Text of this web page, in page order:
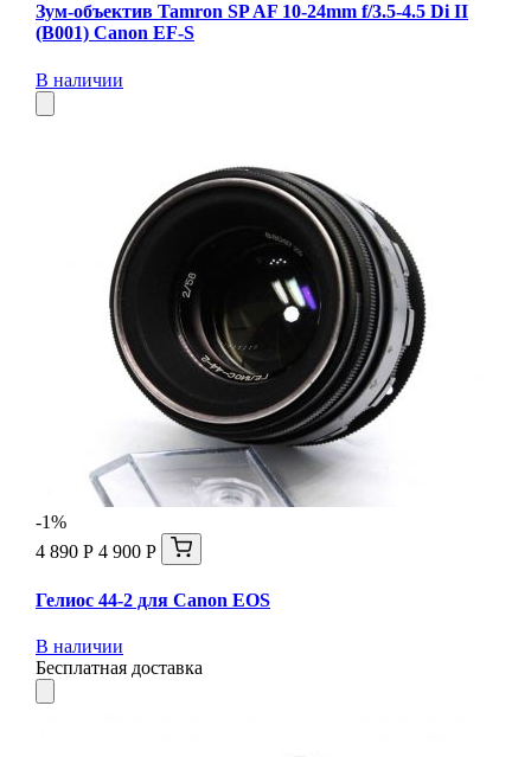
Зум-объектив Tamron SP AF 10-24mm f/3.5-4.5 Di II
(B001) Canon EF-S
В наличии
-1%
4 890 Р 4 900 Р
Гелиос 44-2 для Canon EOS
В наличии
Бесплатная доставка